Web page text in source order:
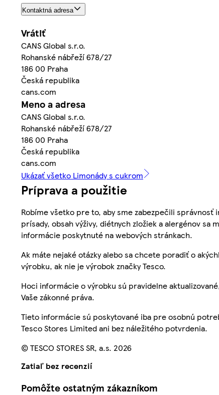
Kontaktná adresa
Vrátiť
CANS Global s.r.o.
Rohanské nábřeží 678/27
186 00 Praha
Česká republika
cans.com
Meno a adresa
CANS Global s.r.o.
Rohanské nábřeží 678/27
186 00 Praha
Česká republika
cans.com
Ukázať všetko Limonády s cukrom
Príprava a použitie
Robíme všetko pre to, aby sme zabezpečili
prísady, obsah výživy, diétnych zložiek a alergénov
informácie poskytnuté na webových stránkach.
Ak máte nejaké otázky alebo sa chcete poradiť o
výrobku, ak nie je výrobok značky Tesco.
Hoci informácie o výrobku sú pravidelne
Vaše zákonné práva.
Tieto informácie sú poskytované iba pre osobnú
Tesco Stores Limited ani bez náležitého potvrdenia.
© TESCO STORES SR, a.s. 2026
Zatiaľ bez recenzií
Pomôžte ostatným zákazníkom